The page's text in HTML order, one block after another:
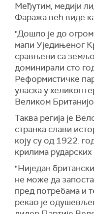
Међутим, медији
Фаража већ виде
"Дошло је до
мапи Уједињеног
сравњени са
доминирали сто
Реформистичке
уласка у
Великом
Таква регија је
странка слави
коју су од 1922.
крилима рударских
"Ниједан
не може да
пред потребама и
рекао је